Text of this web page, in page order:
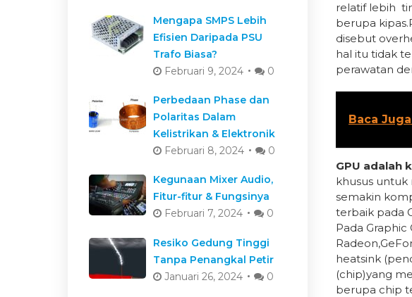
relatif lebih
berupa
disebut
hal itu tidak
perawatan
Baca
GPU adalah
khusus untuk
semakin
terbaik pada
Pada
heatsink
(chip)yang
berupa chip
Mengapa SMPS Lebih
Efisien Daripada PSU
Trafo Biasa?
Februari 9, 2024
0
Perbedaan Phase dan
Polaritas Dalam
Kelistrikan & Elektronik
Februari 8, 2024
0
Kegunaan Mixer Audio,
Fitur-fitur & Fungsinya
Februari 7, 2024
0
Resiko Gedung Tinggi
Tanpa Penangkal Petir
Januari 26, 2024
0